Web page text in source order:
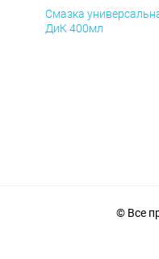
Смазка
ДиК 400мл
© Все